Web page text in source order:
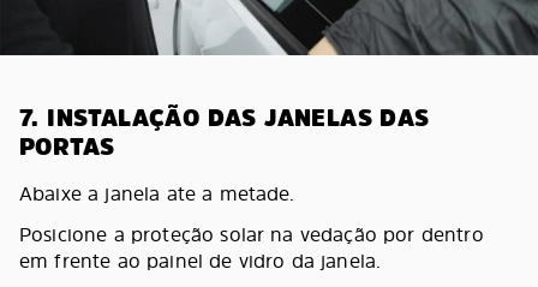
7. INSTALAÇÃO DAS JANELAS DAS
PORTAS
Abaixe a janela ate a metade.
Posicione a proteção solar na vedação por dentro
em frente ao painel de vidro da janela.